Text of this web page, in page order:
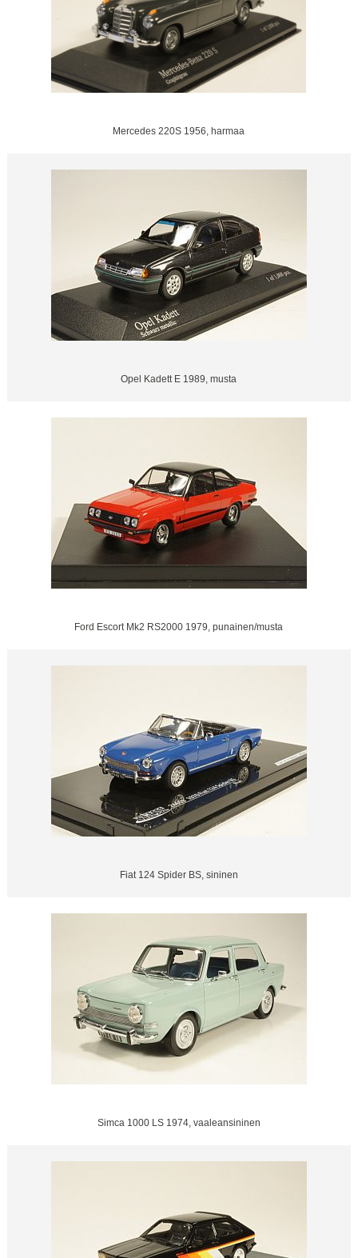
Mercedes 220S 1956, harmaa
Opel Kadett E 1989, musta
Ford Escort Mk2 RS2000 1979, punainen/musta
Fiat 124 Spider BS, sininen
Simca 1000 LS 1974, vaaleansininen